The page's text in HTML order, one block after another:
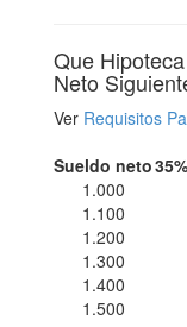
Que
Neto
Ver Requisitos
Sueldo neto
1.000
1.100
1.200
1.300
1.400
1.500